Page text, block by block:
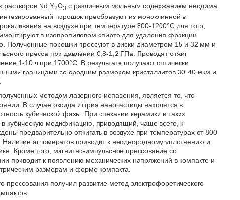
растворов Nd:Y2O3 с различным мольным содержанием неодима
порошок преобразуют из моноклинной в
на воздухе при температуре 800-1200°C для того,
в изопропиловом спирте для удаления фракции
Полученные порошки прессуют в диски диаметром 15 и 32 мм и
пресса при давлении 0,8-1,2 ГПа. Проводят отжиг
1-10 ч при 1700°C. В результате получают оптически
границами со средним размером кристаллитов 30-40 мкм и
методом лазерного испарения, является то, что
В случае оксида иттрия наночастицы находятся в
кубической фазы. При спекании керамики в таких
кубическую модификацию, приводящий, чаще всего, к
предварительно отжигать в воздухе при температурах от 800
агломератов приводит к неоднородному уплотнению и
Кроме того, магнитно-импульсное прессование со
приводит к появлению механических напряжений в компакте и
размерам и форме компакта.
получил развитие метод электрофоретического